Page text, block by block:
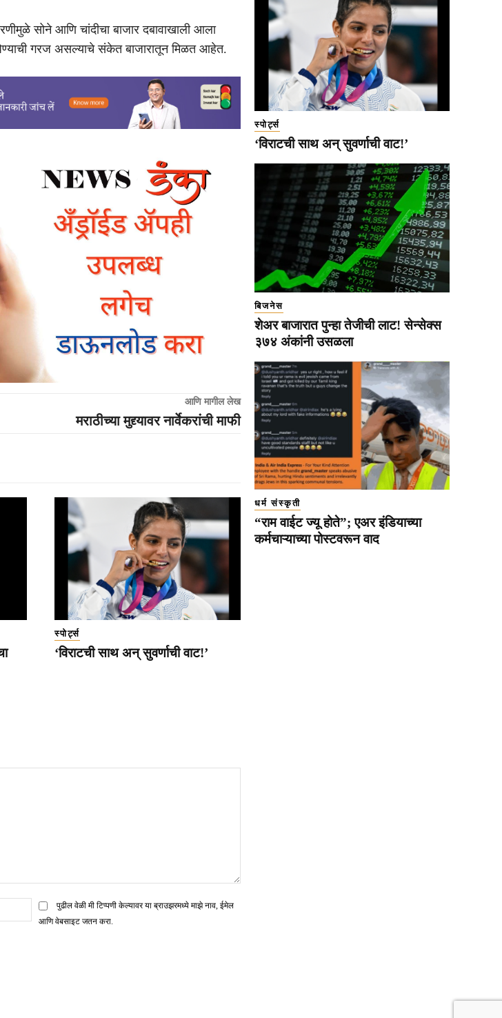
सोने आणि चांदीचा बाजार दबावाखाली आला
गरज असल्याचे संकेत बाजारातून मिळत आहेत.
आणि मागील लेख
मराठीच्या मुद्द्यावर नार्वेकरांची माफी
स्पोर्ट्स
‘विराटची साथ अन् सुवर्णाची वाट!’
मेल*
पुढील वेळी मी टिप्पणी केल्यावर या ब्राउझरमध्ये माझे नाव, ईमेल
आणि वेबसाइट जतन करा.
स्पोर्ट्स
‘विराटची साथ अन् सुवर्णाची वाट!’
बिजनेस
शेअर बाजारात पुन्हा तेजीची लाट! सेन्सेक्स
३७४ अंकांनी उसळला
धर्म संस्कृती
“राम वाईट ज्यू होते”; एअर इंडियाच्या
कर्मचाऱ्याच्या पोस्टवरून वाद